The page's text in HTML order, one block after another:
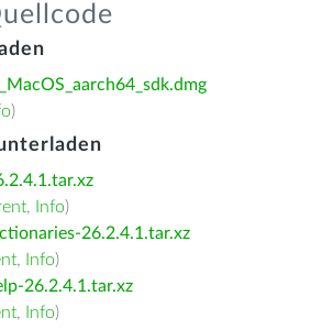
)
, Info)
26.2.4.1.tar.xz
, Info)
26.2.4.1.tar.xz
, Info)